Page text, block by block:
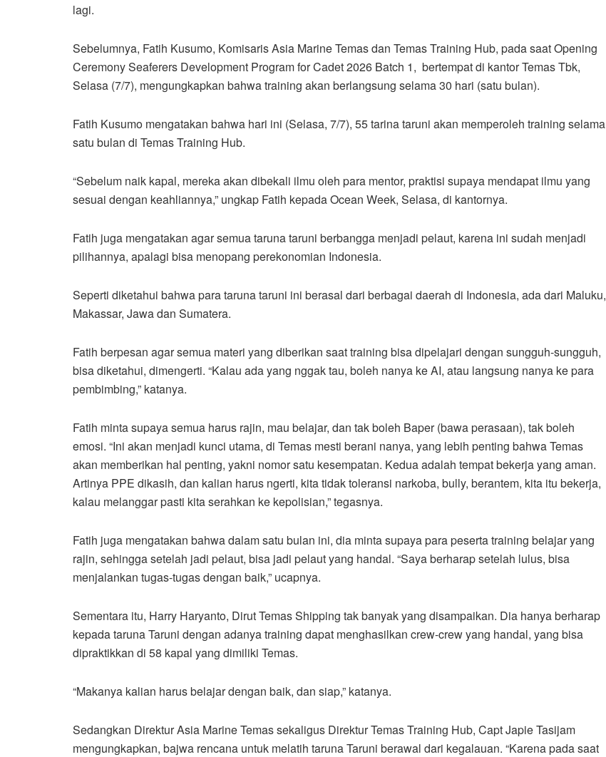
lagi.
Sebelumnya, Fatih Kusumo, Komisaris Asia Marine Temas dan Temas Training Hub, pada saat Opening
Ceremony Seaferers Development Program for Cadet 2026 Batch 1, bertempat di kantor Temas Tbk,
Selasa (7/7), mengungkapkan bahwa training akan berlangsung selama 30 hari (satu bulan).
Fatih Kusumo mengatakan bahwa hari ini (Selasa, 7/7), 55 tarina taruni akan memperoleh training selama
satu bulan di Temas Training Hub.
“Sebelum naik kapal, mereka akan dibekali ilmu oleh para mentor, praktisi supaya mendapat ilmu yang
sesuai dengan keahliannya,” ungkap Fatih kepada Ocean Week, Selasa, di kantornya.
Fatih juga mengatakan agar semua taruna taruni berbangga menjadi pelaut, karena ini sudah menjadi
pilihannya, apalagi bisa menopang perekonomian Indonesia.
Seperti diketahui bahwa para taruna taruni ini berasal dari berbagai daerah di Indonesia, ada dari Maluku,
Makassar, Jawa dan Sumatera.
Fatih berpesan agar semua materi yang diberikan saat training bisa dipelajari dengan sungguh-sungguh,
bisa diketahui, dimengerti. “Kalau ada yang nggak tau, boleh nanya ke AI, atau langsung nanya ke para
pembimbing,” katanya.
Fatih minta supaya semua harus rajin, mau belajar, dan tak boleh Baper (bawa perasaan), tak boleh
emosi. “Ini akan menjadi kunci utama, di Temas mesti berani nanya, yang lebih penting bahwa Temas
akan memberikan hal penting, yakni nomor satu kesempatan. Kedua adalah tempat bekerja yang aman.
Artinya PPE dikasih, dan kalian harus ngerti, kita tidak toleransi narkoba, bully, berantem, kita itu bekerja,
kalau melanggar pasti kita serahkan ke kepolisian,” tegasnya.
Fatih juga mengatakan bahwa dalam satu bulan ini, dia minta supaya para peserta training belajar yang
rajin, sehingga setelah jadi pelaut, bisa jadi pelaut yang handal. “Saya berharap setelah lulus, bisa
menjalankan tugas-tugas dengan baik,” ucapnya.
Sementara itu, Harry Haryanto, Dirut Temas Shipping tak banyak yang disampaikan. Dia hanya berharap
kepada taruna Taruni dengan adanya training dapat menghasilkan crew-crew yang handal, yang bisa
dipraktikkan di 58 kapal yang dimiliki Temas.
“Makanya kalian harus belajar dengan baik, dan siap,” katanya.
Sedangkan Direktur Asia Marine Temas sekaligus Direktur Temas Training Hub, Capt Japie Tasijam
mengungkapkan, bajwa rencana untuk melatih taruna Taruni berawal dari kegalauan. “Karena pada saat